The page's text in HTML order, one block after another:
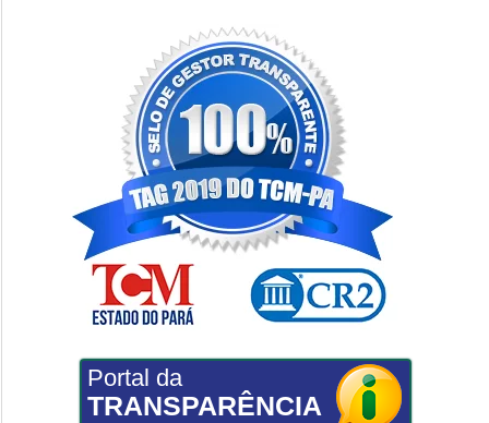
Portal da
TRANSPARÊNCIA